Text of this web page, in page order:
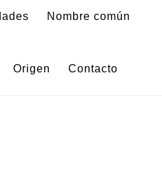
Nombre común
Origen Contacto